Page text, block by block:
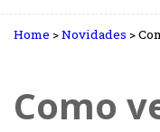
Home >Novidades >
Como